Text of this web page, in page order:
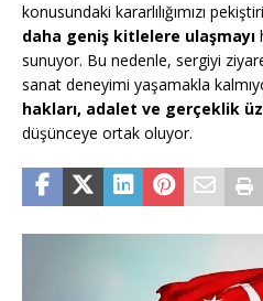
konusundaki kararlılığımızı
daha geniş kitlelere ulaşmayı
sunuyor. Bu nedenle, sergiyi
sanat deneyimi yaşamakla
hakları, adalet ve gerçeklik
düşünceye ortak oluyor.